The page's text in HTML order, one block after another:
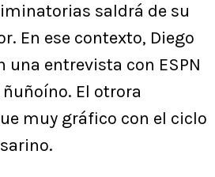
saldrá de su
En ese contexto, Diego
una entrevista con ESPN
El otrora
muy gráfico con el ciclo